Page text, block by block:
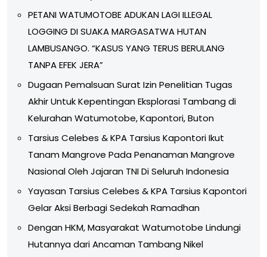
PETANI WATUMOTOBE ADUKAN LAGI ILLEGAL
LOGGING DI SUAKA MARGASATWA HUTAN
LAMBUSANGO. “KASUS YANG TERUS BERULANG
TANPA EFEK JERA”
Dugaan Pemalsuan Surat Izin Penelitian Tugas
Akhir Untuk Kepentingan Eksplorasi Tambang di
Kelurahan Watumotobe, Kapontori, Buton
Tarsius Celebes & KPA Tarsius Kapontori Ikut
Tanam Mangrove Pada Penanaman Mangrove
Nasional Oleh Jajaran TNI Di Seluruh Indonesia
Yayasan Tarsius Celebes & KPA Tarsius Kapontori
Gelar Aksi Berbagi Sedekah Ramadhan
Dengan HKM, Masyarakat Watumotobe Lindungi
Hutannya dari Ancaman Tambang Nikel